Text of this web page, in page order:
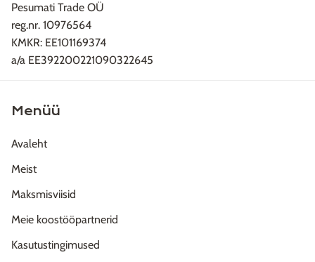
Pesumati Trade OÜ
reg.nr. 10976564
KMKR: EE101169374
a/a EE392200221090322645
Menüü
Avaleht
Meist
Maksmisviisid
Meie koostööpartnerid
Kasutustingimused